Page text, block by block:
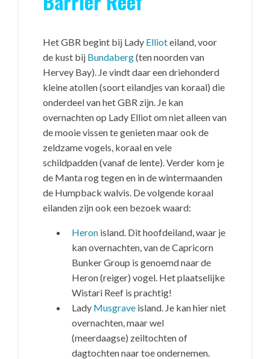
Het GBR begint bij Lady Ellioteiland, voor
de kust bij Bundaberg(ten noorden van
Hervey Bay). Je vindt daar een driehonderd
kleine atollen (soort eilandjes van koraal) die
onderdeel van het GBR zijn. Je kan
overnachten op Lady Elliot om niet alleen van
de mooie vissen te genieten maar ook de
zeldzame vogels, koraal en vele
schildpadden (vanaf de lente). Verder kom je
de Manta rog tegen en in de wintermaanden
de Humpback walvis. De volgende koraal
eilanden zijn ook een bezoek waard:
Heron island. Dit hoofdeiland, waar je
kan overnachten, van de Capricorn
Bunker Group is genoemd naar de
Heron (reiger) vogel. Het plaatselijke
Wistari Reef is prachtig!
Lady Musgrave island. Je kan hier niet
overnachten, maar wel
(meerdaagse) zeiltochten of
dagtochten naar toe ondernemen.